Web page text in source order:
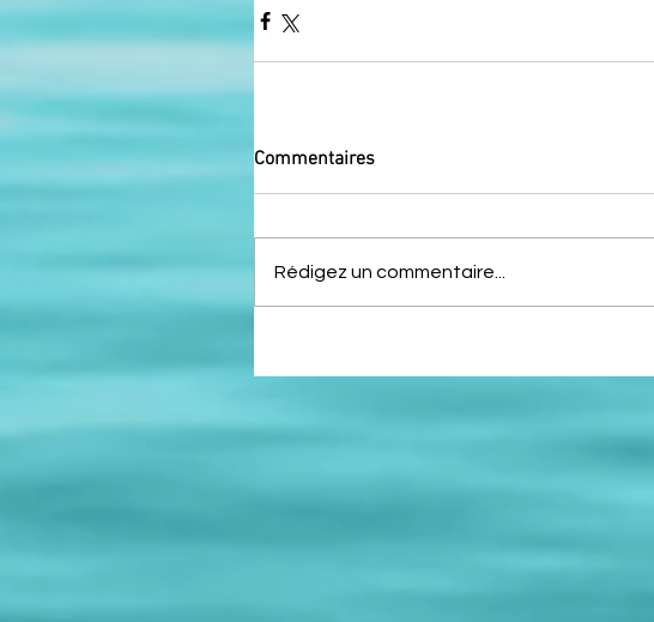
Commentaires
Rédigez un commentaire...